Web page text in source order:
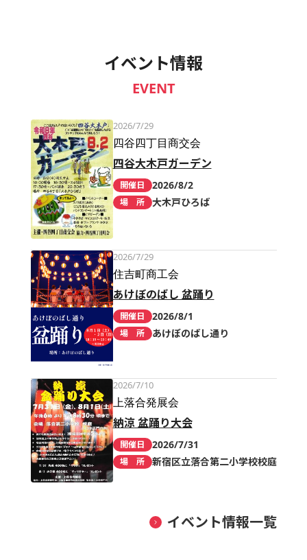
イベント情報
EVENT
2026/7/29
四谷四丁目商交会
四谷大木戸ガーデン
開催日 2026/8/2
場 所 大木戸ひろば
2026/7/29
住吉町商工会
あけぼのばし 盆踊り
開催日 2026/8/1
場 所 あけぼのばし通り
2026/7/10
上落合発展会
納涼 盆踊り大会
開催日 2026/7/31
場 所 新宿区立落合第二小学校校庭
イベント情報一覧